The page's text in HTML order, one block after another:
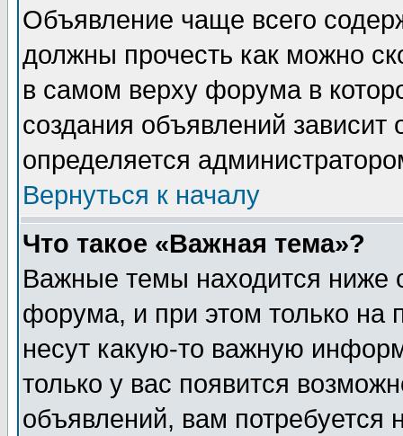
Объявление чаще всего
должны прочесть как можно
в самом верху форума в
создания объявлений зависит
определяется
Вернуться к началу
Что такое «Важная тема»?
Важные темы находится ниже
форума, и при этом только на
несут какую-то важную
только у вас появится
объявлений, вам потребуется